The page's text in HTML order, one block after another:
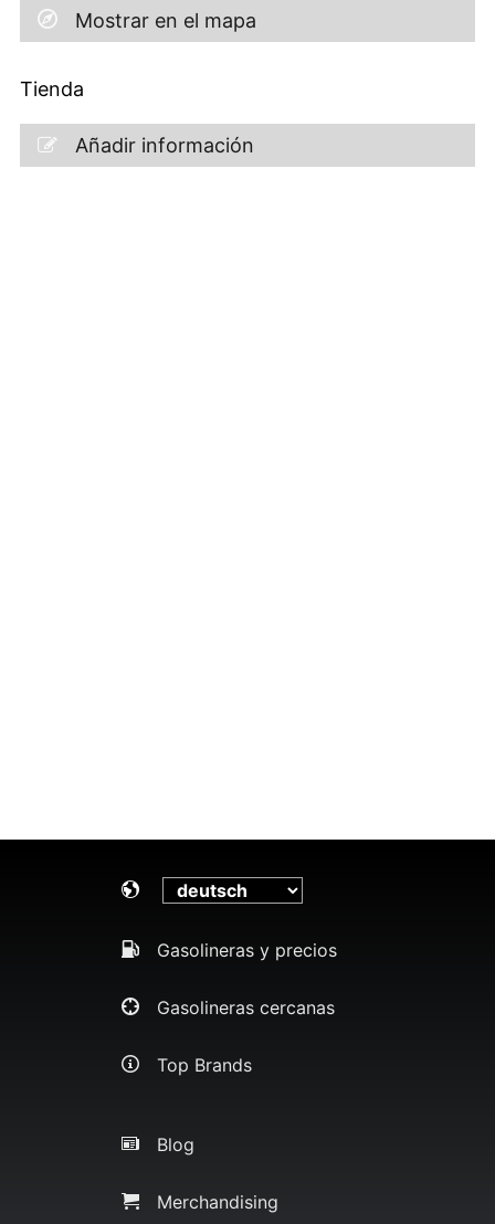
Mostrar en el mapa
Tienda
Añadir información
Gasolineras y precios
Gasolineras cercanas
Top Brands
Blog
Merchandising